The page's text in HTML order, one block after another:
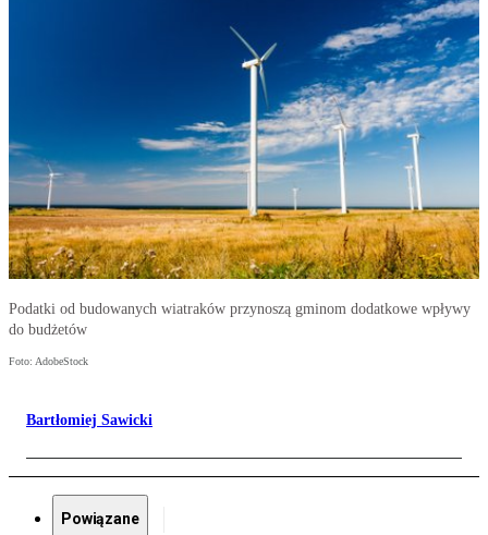
Podatki od budowanych wiatraków przynoszą gminom dodatkowe wpływy
do budżetów
Foto: AdobeStock
Bartłomiej Sawicki
Powiązane